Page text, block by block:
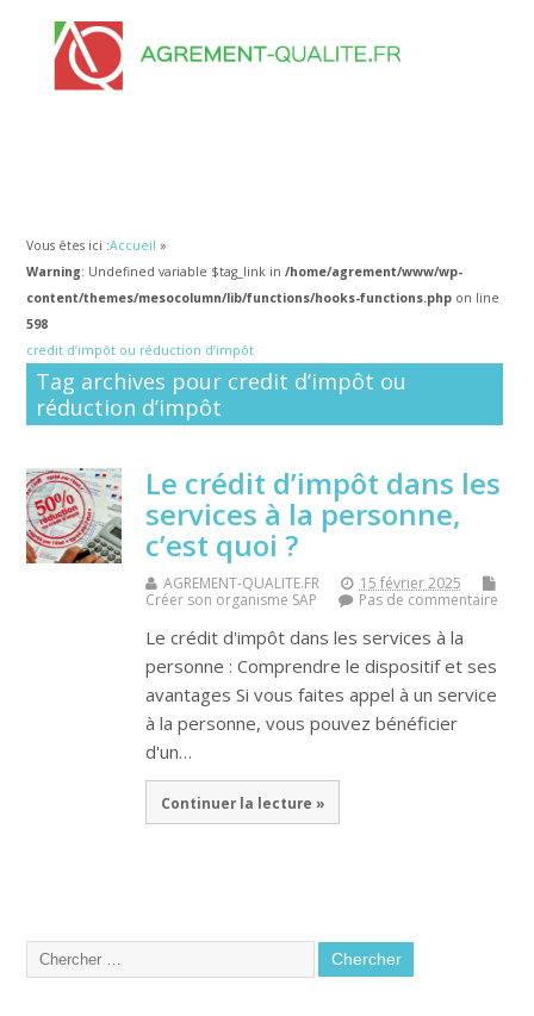
Vous êtes ici :Accueil »
Warning: Undefined variable $tag_link in /home/agrement/www/wp-
content/themes/mesocolumn/lib/functions/hooks-functions.phpon line
598
credit d’impôt ou réduction d’impôt
Tag archives pour credit d’impôt ou
réduction d’impôt
Le crédit d’impôt dans les
services à la personne,
c’est quoi ?
AGREMENT-QUALITE.FR
15 février 2025
Créer son organisme SAP
Pas de commentaire
Le crédit d'impôt dans les services à la
personne : Comprendre le dispositif et ses
avantages Si vous faites appel à un service
à la personne, vous pouvez bénéficier
d'un…
Continuer la lecture »